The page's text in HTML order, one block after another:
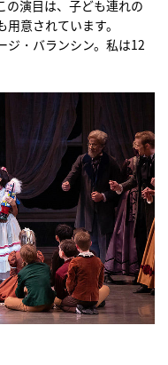
の演目は、子ども連れの
意されています。
ジ・バランシン。私は12